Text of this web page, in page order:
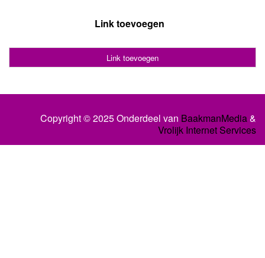
Link toevoegen
Link toevoegen
Copyright © 2025 Onderdeel van BaakmanMedia&
Vrolijk Internet Services